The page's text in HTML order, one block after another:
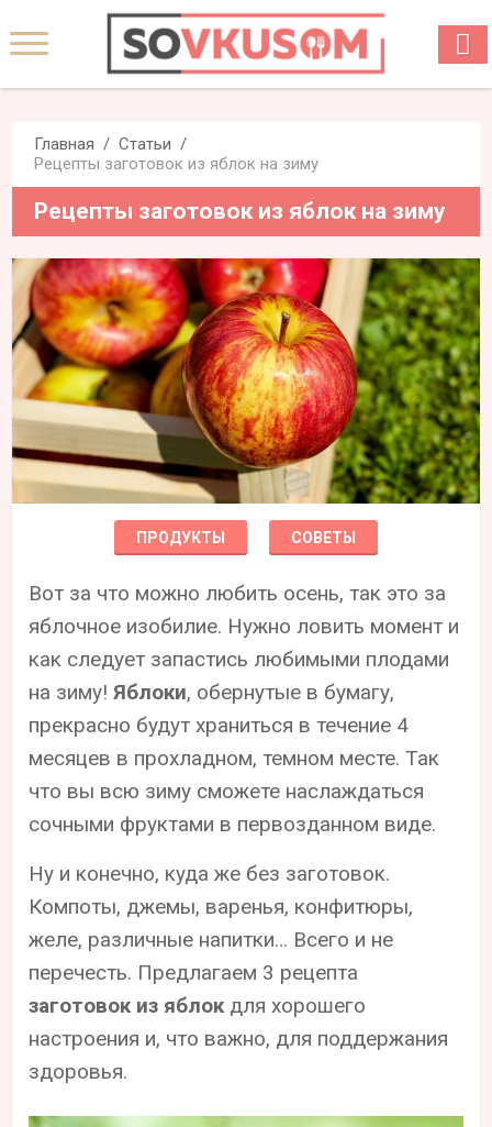
Главная
Статьи
Рецепты заготовок из яблок на зиму
Рецепты заготовок из яблок на зиму
ПРОДУКТЫ СОВЕТЫ
Вот за что можно любить осень, так это за
яблочное изобилие. Нужно ловить момент и
как следует запастись любимыми плодами
на зиму!Яблоки, обернутые в бумагу,
прекрасно будут храниться в течение 4
месяцев в прохладном, темном месте. Так
что вы всю зиму сможете наслаждаться
сочными фруктами в первозданном виде.
Ну и конечно, куда же без заготовок.
Компоты, джемы, варенья, конфитюры,
желе, различные напитки… Всего и не
перечесть. Предлагаем 3 рецепта
заготовок из яблокдля хорошего
настроения и, что важно, для поддержания
здоровья.